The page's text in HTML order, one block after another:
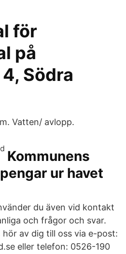
för
på
Södra
Vatten/ avlopp.
Kommunens
ur havet
du även vid kontakt
och frågor och svar.
av dig till oss via e-post:
eller telefon: 0526-190